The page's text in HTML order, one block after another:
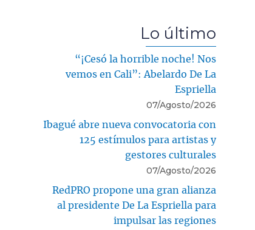
Lo último
“¡Cesó la horrible noche! Nos
vemos en Cali”: Abelardo De La
Espriella
07/Agosto/2026
Ibagué abre nueva convocatoria con
125 estímulos para artistas y
gestores culturales
07/Agosto/2026
RedPRO propone una gran alianza
al presidente De La Espriella para
impulsar las regiones